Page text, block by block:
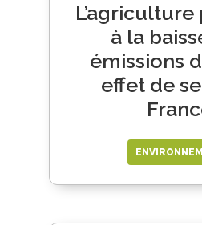
à la
émissions
effet de